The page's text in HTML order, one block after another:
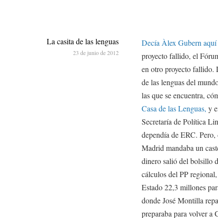
Decía Àlex Gubern
proyecto fallido, el
en otro proyecto fallido.
de las lenguas del
las que se encuentra,
Casa de las Lenguas, y
Secretaría de Política
dependía de ERC.
Madrid mandaba un
dinero salió del bolsillo
cálculos del PP
Estado 22,3 millones
donde José Montilla
preparaba para volver a
La casita de las lenguas
23 de junio de 2012